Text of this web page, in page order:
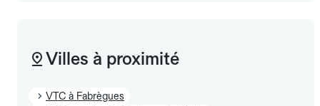
Villes à proximité
VTC à Fabrègues